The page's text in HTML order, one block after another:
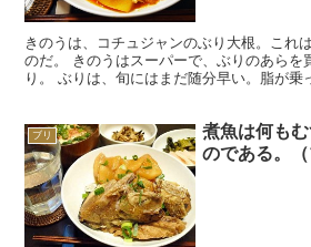
きのうは、コチュジャンのぶり大根。これ
のだ。 きのうはスーパーで、ぶりのあらを
り。 ぶりは、旬にはまだ随分早い。脂が乗
ブリ
煮魚は何も
のである。（